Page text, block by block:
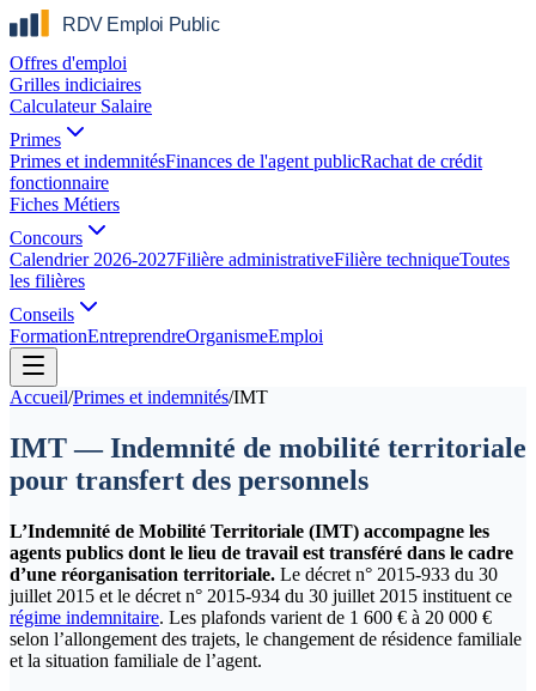
Offres d'emploi
Grilles indiciaires
Calculateur Salaire
Primes
Primes et indemnitésFinances de l'agent publicRachat de crédit
fonctionnaire
Fiches Métiers
Concours
Calendrier 2026-2027Filière administrativeFilière techniqueToutes
les filières
Conseils
FormationEntreprendreOrganismeEmploi
Accueil/Primes et indemnités/IMT
IMT — Indemnité de mobilité territoriale
pour transfert des personnels
L’Indemnité de Mobilité Territoriale (IMT) accompagne les
agents publics dont le lieu de travail est transféré dans le cadre
d’une réorganisation territoriale. Le décret n° 2015-933 du 30
juillet 2015 et le décret n° 2015-934 du 30 juillet 2015 instituent ce
régime indemnitaire. Les plafonds varient de 1 600 € à 20 000 €
selon l’allongement des trajets, le changement de résidence familiale
et la situation familiale de l’agent.